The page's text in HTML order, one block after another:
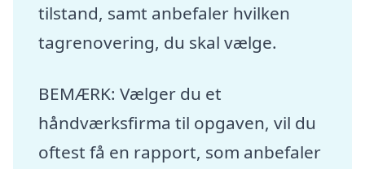
tilstand, samt anbefaler hvilken
tagrenovering, du skal vælge.
BEMÆRK: Vælger du et
håndværksfirma til opgaven, vil du
oftest få en rapport, som anbefaler